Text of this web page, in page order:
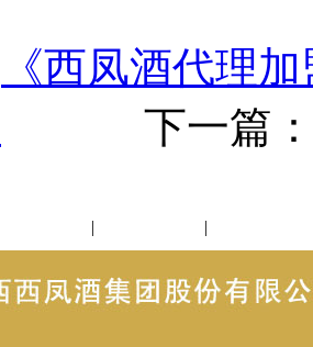
《西凤酒代理
下一篇
| |